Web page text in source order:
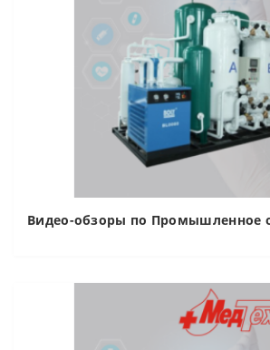
Видео-обзоры по Промышленное